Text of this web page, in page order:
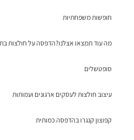
חופשות משפחתיות
מה עוד תמצאו אצלנו?הדפסה על חולצות
סופטשלים
עיצוב חולצות לעסקים ארגונים ועמותות
קפוצון קנגרו בהדפסה כמותית